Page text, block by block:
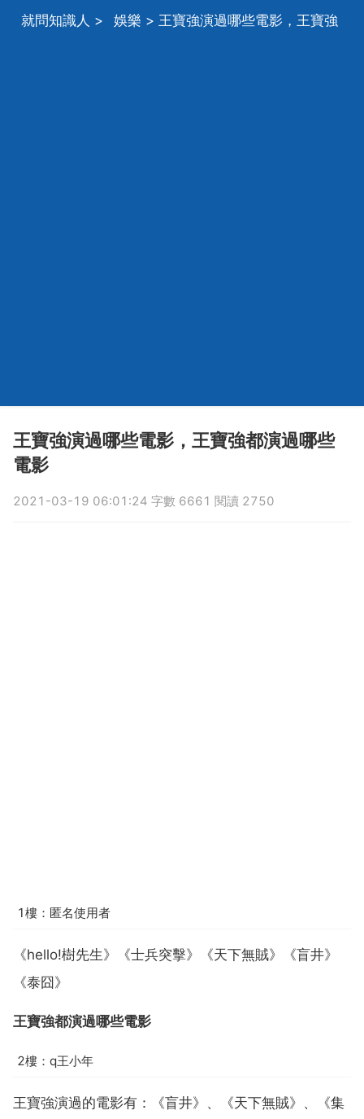
就問知識人 > 娛樂 > 王寶強演過哪些電影，王寶強
王寶強演過哪些電影，王寶強都演過哪些
電影
2021-03-19 06:01:24 字數 6661 閱讀 2750
1樓：匿名使用者
《hello!樹先生》《士兵突擊》《天下無賊》《盲井》
《泰囧》
王寶強都演過哪些電影
2樓：q王小年
王寶強演過的電影有：《盲井》、《天下無賊》、《集